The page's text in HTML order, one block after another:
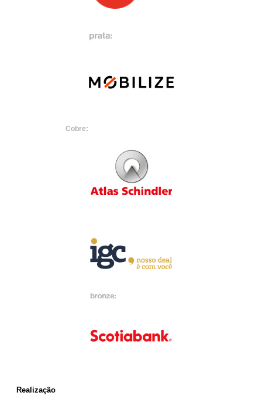
Cobre:
Realização